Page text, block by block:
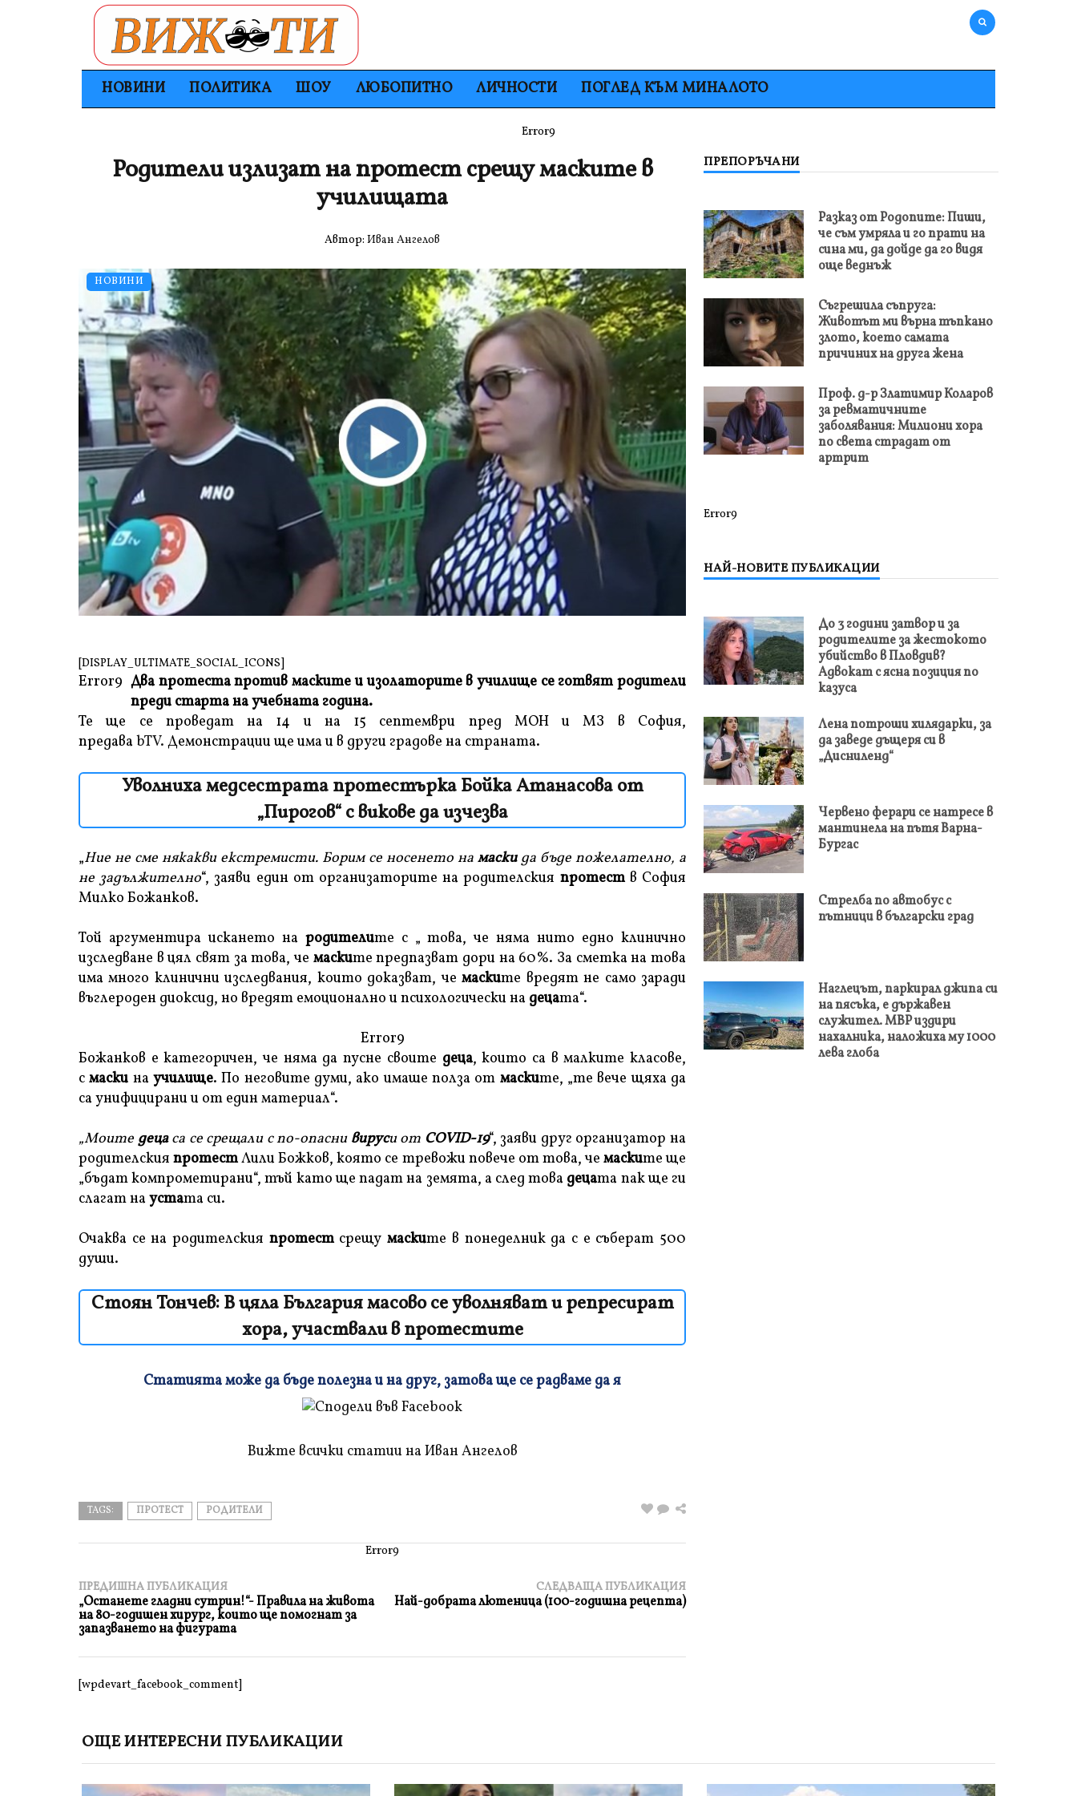
НОВИНИ ПОЛИТИКА ШОУ ЛЮБОПИТНО ЛИЧНОСТИ ПОГЛЕД КЪМ МИНАЛОТО
Error9
НОВИНИ
Родители излизат на протест срещу маските в
училищата
Автор: Иван Ангелов
[DISPLAY_ULTIMATE_SOCIAL_ICONS]
Error9 Два протеста против маските и изолаторите в училище се готвят родители
преди старта на учебната година.
Те ще се проведат на 14 и на 15 септември пред МОН и МЗ в София,
предава bTV. Демонстрации ще има и в други градове на страната.
Уволниха медсестрата протестърка Бойка Атанасова от
„Пирогов“ с викове да изчезва
„Ние не сме някакви екстремисти. Борим се носенето на маскида бъде пожелателно, а
не задължително“, заяви един от организаторите на родителския протеств София
Милко Божанков.
Той аргументира искането на родителите с „ това, че няма нито едно клинично
изследване в цял свят за това, че маските предпазват дори на 60%. За сметка на това
има много клинични изследвания, които доказват, чемаските вредят не само заради
въглероден диоксид, но вредят емоционално и психологически на децата“.
Error9
Божанков е категоричен, че няма да пусне своите деца, които са в малките класове,
смаски научилище. По неговите думи, ако имаше полза от маските, „те вече щяха да
са унифицирани и от един материал“.
„Моите децаса се срещали с по-опасни вируси от COVID-19“, заяви друг организатор на
родителскияпротестЛили Божков, която се тревожи повече от това, че маските ще
„бъдат компрометирани“, тъй като ще падат на земята, а след това децата пак ще ги
слагат на устата си.
Очаква се на родителския протестсрещумаските в понеделник да с е съберат 500
души.
Стоян Тончев: В цяла България масово се уволняват и репресират
хора, участвали в протестите
Статията може да бъде полезна и на друг, затова ще се радваме да я
Вижте всички статии на Иван Ангелов
TAGS: ПРОТЕСТ РОДИТЕЛИ
Error9
ПРЕДИШНА ПУБЛИКАЦИЯ
„Останете гладни сутрин!“- Правила на живота
на 80-годишен хирург, които ще помогнат за
запазването на фигурата
СЛЕДВАЩА ПУБЛИКАЦИЯ
Най-добрата лютеница (100-годишна рецепта)
[wpdevart_facebook_comment]
ПРЕПОРЪЧАНИ
Разказ от Родопите: Пиши,
че съм умряла и го прати на
сина ми, да дойде да го видя
още веднъж
Съгрешила съпруга:
Животът ми върна тъпкано
злото, което самата
причиних на друга жена
Проф. д-р Златимир Коларов
за ревматичните
заболявания: Милиони хора
по света страдат от
артрит
Error9
НАЙ-НОВИТЕ ПУБЛИКАЦИИ
До 3 години затвор и за
родителите за жестокото
убийство в Пловдив?
Адвокат с ясна позиция по
казуса
Лена потроши хилядарки, за
да заведе дъщеря си в
„Дисниленд“
Червено ферари се натресе в
мантинела на пътя Варна-
Бургас
Стрелба по автобус с
пътници в български град
Наглецът, паркирал джипа си
на пясъка, е държавен
служител. МВР издири
нахалника, наложиха му 1000
лева глоба
ОЩЕ ИНТЕРЕСНИ ПУБЛИКАЦИИ